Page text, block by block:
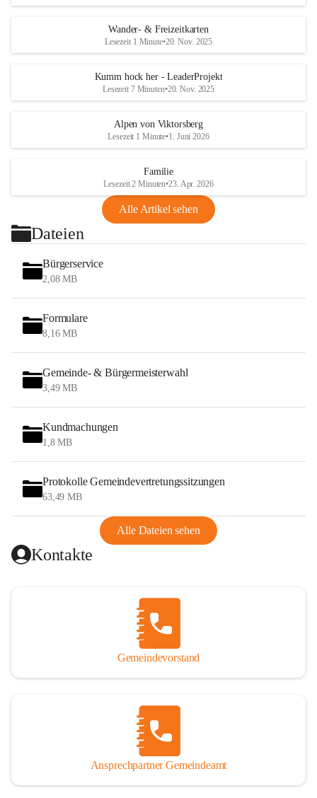
Wander- & Freizeitkarten
Lesezeit 1 Minute•20. Nov. 2025
Kumm hock her - LeaderProjekt
Lesezeit 7 Minuten•20. Nov. 2025
Alpen von Viktorsberg
Lesezeit 1 Minute•1. Juni 2026
Familie
Lesezeit 2 Minuten•23. Apr. 2026
Alle Artikel sehen
Dateien
Bürgerservice
2,08 MB
Formulare
8,16 MB
Gemeinde- & Bürgermeisterwahl
3,49 MB
Kundmachungen
1,8 MB
Protokolle Gemeindevertretungssitzungen
63,49 MB
Alle Dateien sehen
Kontakte
Gemeindevorstand
Ansprechpartner Gemeindeamt